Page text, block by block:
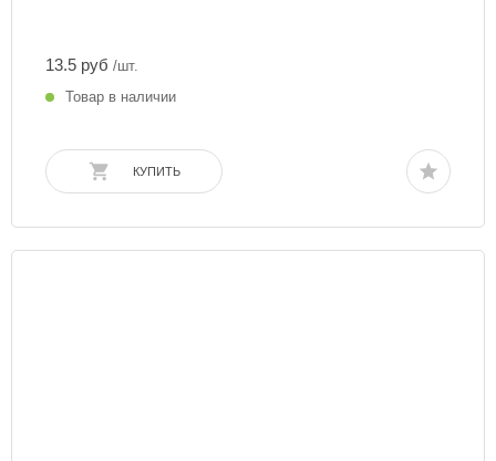
13.5 руб /шт.
Товар в наличии
КУПИТЬ